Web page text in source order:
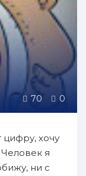
70 0
хочу
я
ни с